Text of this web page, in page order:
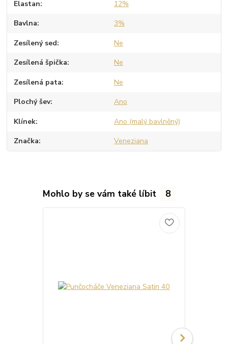
Elastan 12%
Bavlna 3%
Zesílený sed Ne
Zesílená špička Ne
Zesílená pata Ne
Plochý šev Ano
Klínek Ano (malý bavlněný)
Značka Veneziana
Mohlo by se vám také líbit 8